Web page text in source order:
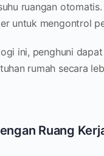
ruangan otomatis.
untuk mengontrol
ini, penghuni
rumah secara
Ruang